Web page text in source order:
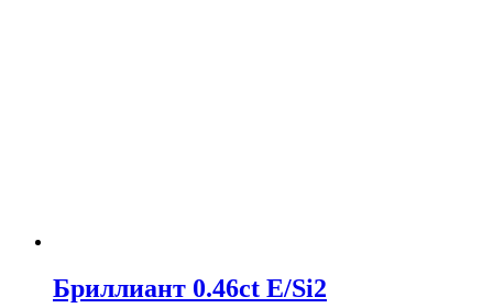
Бриллиант 0.46ct E/Si2